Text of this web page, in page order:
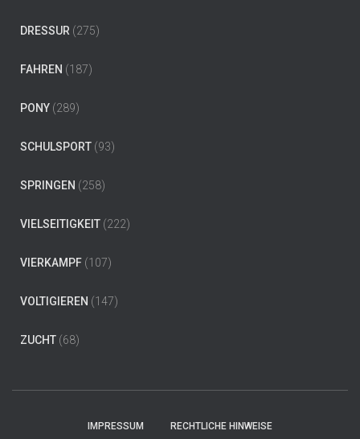
DRESSUR (275)
FAHREN (187)
PONY (289)
SCHULSPORT (93)
SPRINGEN (258)
VIELSEITIGKEIT (222)
VIERKAMPF (107)
VOLTIGIEREN (147)
ZUCHT (68)
IMPRESSUM RECHTLICHE HINWEISE